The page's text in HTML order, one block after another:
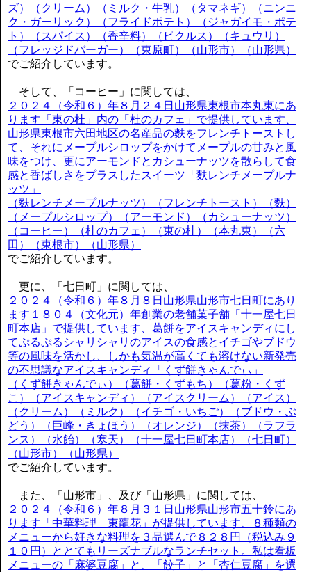
ズ）（クリーム）（ミルク・牛乳）（タマネギ）（ニンニ
ク・ガーリック）（フライドポテト）（ジャガイモ・ポテ
ト）（スパイス）（香辛料）（ピクルス）（キュウリ）
（フレッジドバーガー）（東原町）（山形市）（山形県）
でご紹介しています。
そして、「コーヒー」に関しては、
２０２４（令和６）年８月２４日山形県東根市本丸東にあ
ります「東の杜」内の「杜のカフェ」で提供しています、
山形県東根市六田地区の名産品の麩をフレンチトーストし
て、それにメープルシロップをかけてメープルの甘みと風
味をつけ、更にアーモンドとカシューナッツを散らして食
感と香ばしさをプラスしたスイーツ「麩レンチメープルナ
ッツ」
（麩レンチメープルナッツ）（フレンチトースト）（麩）
（メープルシロップ）（アーモンド）（カシューナッツ）
（コーヒー）（杜のカフェ）（東の杜）（本丸東）（六
田）（東根市）（山形県）
でご紹介しています。
更に、「七日町」に関しては、
２０２４（令和６）年８月８日山形県山形市七日町にあり
ます１８０４（文化元）年創業の老舗菓子舗「十一屋七日
町本店」で提供しています、葛餅をアイスキャンディにし
てぷるぷるシャリシャリのアイスの食感とイチゴやブドウ
等の風味を活かし、しかも気温が高くても溶けない新発売
の不思議なアイスキャンディ「くず餅きゃんでぃ」
（くず餅きゃんでぃ）（葛餅・くずもち）（葛粉・くず
こ）（アイスキャンディ）（アイスクリーム）（アイス）
（クリーム）（ミルク）（イチゴ・いちご）（ブドウ・ぶ
どう）（巨峰・きょほう）（オレンジ）（抹茶）（ラフラ
ンス）（水飴）（寒天）（十一屋七日町本店）（七日町）
（山形市）（山形県）
でご紹介しています。
また、「山形市」、及び「山形県」に関しては、
２０２４（令和６）年８月３１日山形県山形市五十鈴にあ
ります「中華料理 東龍花」が提供しています、８種類の
メニューから好きな料理を３品選んで８２８円（税込み９
１０円）ととてもリーズナブルなランチセット。私は看板
メニューの「麻婆豆腐」と、「餃子」と「杏仁豆腐」を選